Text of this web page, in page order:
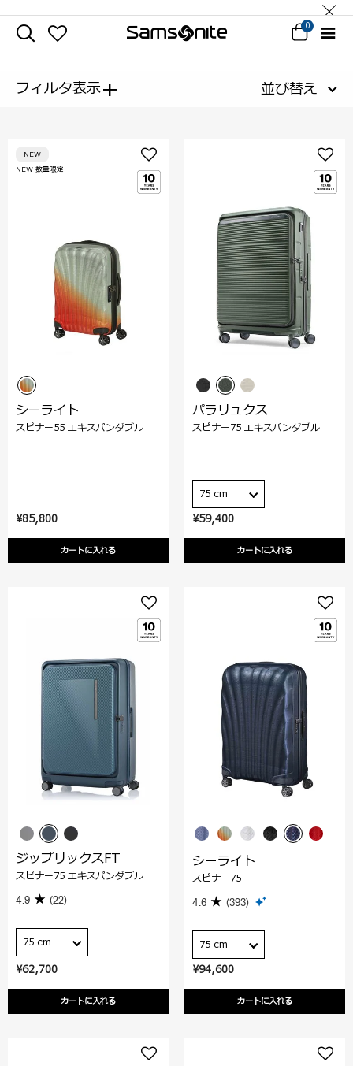
0
フィルタ表示+ 並び替え
¥85,800
カートに入れる
NEW 数量限定
NEW
シーライト
スピナー55 エキスパンダブル
¥59,400
カートに入れる
パラリュクス
スピナー75 エキスパンダブル
75 cm
¥62,700
カートに入れる
ジップリックスFT
スピナー75 エキスパンダブル
4.9 (22)
75 cm
¥94,600
カートに入れる
シーライト
スピナー75
4.6 (393)
75 cm